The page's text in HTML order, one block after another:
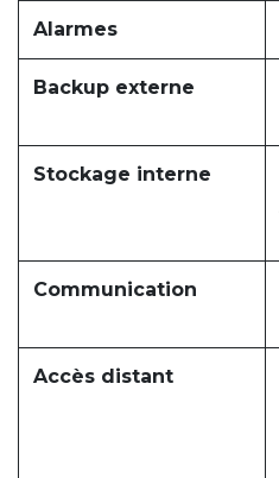
Alarmes
Backup externe
Stockage interne
Communication
Accès distant